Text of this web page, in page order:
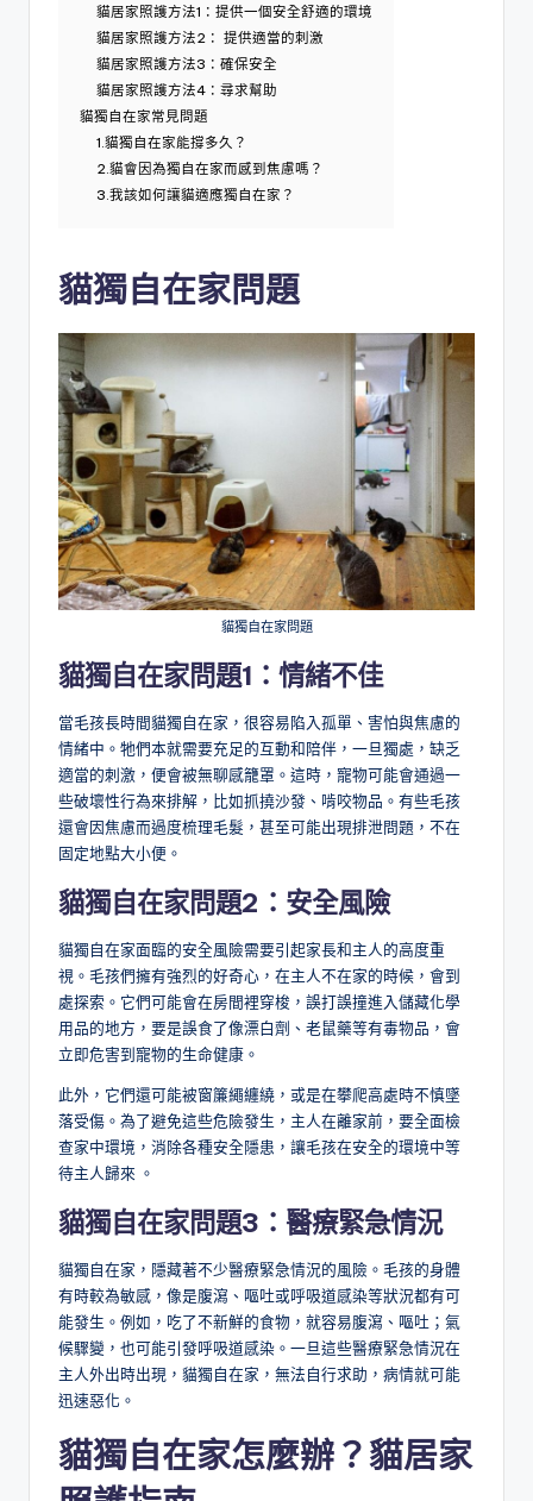
貓居家照護方法1：提供一個安全舒適的環境
貓居家照護方法2： 提供適當的刺激
貓居家照護方法3：確保安全
貓居家照護方法4：尋求幫助
貓獨自在家常見問題
1.貓獨自在家能撐多久？
2.貓會因為獨自在家而感到焦慮嗎？
3.我該如何讓貓適應獨自在家？
貓獨自在家問題
貓獨自在家問題
貓獨自在家問題1：情緒不佳
當毛孩長時間貓獨自在家，很容易陷入孤單、害怕與焦慮的
情緒中。牠們本就需要充足的互動和陪伴，一旦獨處，缺乏
適當的刺激，便會被無聊感籠罩。這時，寵物可能會通過一
些破壞性行為來排解，比如抓撓沙發、啃咬物品。有些毛孩
還會因焦慮而過度梳理毛髮，甚至可能出現排泄問題，不在
固定地點大小便。
貓獨自在家問題2： 安全風險
貓獨自在家面臨的安全風險需要引起家長和主人的高度重
視。毛孩們擁有強烈的好奇心，在主人不在家的時候，會到
處探索。它們可能會在房間裡穿梭，誤打誤撞進入儲藏化學
用品的地方，要是誤食了像漂白劑、老鼠藥等有毒物品，會
立即危害到寵物的生命健康。
此外，它們還可能被窗簾繩纏繞，或是在攀爬高處時不慎墜
落受傷。為了避免這些危險發生，主人在離家前，要全面檢
查家中環境，消除各種安全隱患，讓毛孩在安全的環境中等
待主人歸來 。
貓獨自在家問題3： 醫療緊急情況
貓獨自在家，隱藏著不少醫療緊急情況的風險。毛孩的身體
有時較為敏感，像是腹瀉、嘔吐或呼吸道感染等狀況都有可
能發生。例如，吃了不新鮮的食物，就容易腹瀉、嘔吐；氣
候驟變，也可能引發呼吸道感染。一旦這些醫療緊急情況在
主人外出時出現，貓獨自在家，無法自行求助，病情就可能
迅速惡化。
貓獨自在家怎麼辦？貓居家